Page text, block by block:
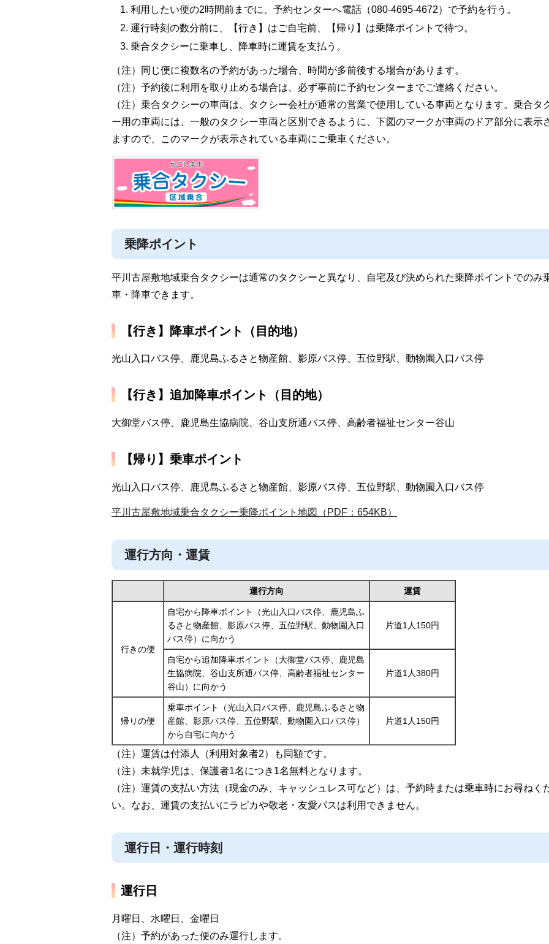
利用したい便の2時間前までに、予約センターへ電話（080-4695-4672）で予約を行う。
運行時刻の数分前に、【行き】はご自宅前、【帰り】は乗降ポイントで待つ。
乗合タクシーに乗車し、降車時に運賃を支払う。
（注）同じ便に複数名の予約があった場合、時間が多前後する場合があります。
（注）予約後に利用を取り止める場合は、必ず事前に予約センターまでご連絡ください。
（注）乗合タクシーの車両は、タクシー会社が通常の営業で使用している車両となります。乗合タ
ー用の車両には、一般のタクシー車両と区別できるように、下図のマークが車両のドア部分に表示
ますので、このマークが表示されている車両にご乗車ください。
乗降ポイント
平川古屋敷地域乗合タクシーは通常のタクシーと異なり、自宅及び決められた乗降ポイントでのみ
車・降車できます。
【行き】降車ポイント（目的地）
光山入口バス停、鹿児島ふるさと物産館、影原バス停、五位野駅、動物園入口バス停
【行き】追加降車ポイント（目的地）
大御堂バス停、鹿児島生協病院、谷山支所通バス停、高齢者福祉センター谷山
【帰り】乗車ポイント
光山入口バス停、鹿児島ふるさと物産館、影原バス停、五位野駅、動物園入口バス停
平川古屋敷地域乗合タクシー乗降ポイント地図（PDF：654KB）
運行方向・運賃
運行方向 運賃
行きの便
自宅から降車ポイント（光山入口バス停、鹿児島ふ
るさと物産館、影原バス停、五位野駅、動物園入口
バス停）に向かう
片道1人150円
自宅から追加降車ポイント（大御堂バス停、鹿児島
生協病院、谷山支所通バス停、高齢者福祉センター
谷山）に向かう
片道1人380円
帰りの便
乗車ポイント（光山入口バス停、鹿児島ふるさと物
産館、影原バス停、五位野駅、動物園入口バス停）
から自宅に向かう
片道1人150円
（注）運賃は付添人（利用対象者2）も同額です。
（注）未就学児は、保護者1名につき1名無料となります。
（注）運賃の支払い方法（現金のみ、キャッシュレス可など）は、予約時または乗車時にお尋ねく
い。なお、運賃の支払いにラピカや敬老・友愛パスは利用できません。
運行日・運行時刻
運行日
月曜日、水曜日、金曜日
（注）予約があった便のみ運行します。